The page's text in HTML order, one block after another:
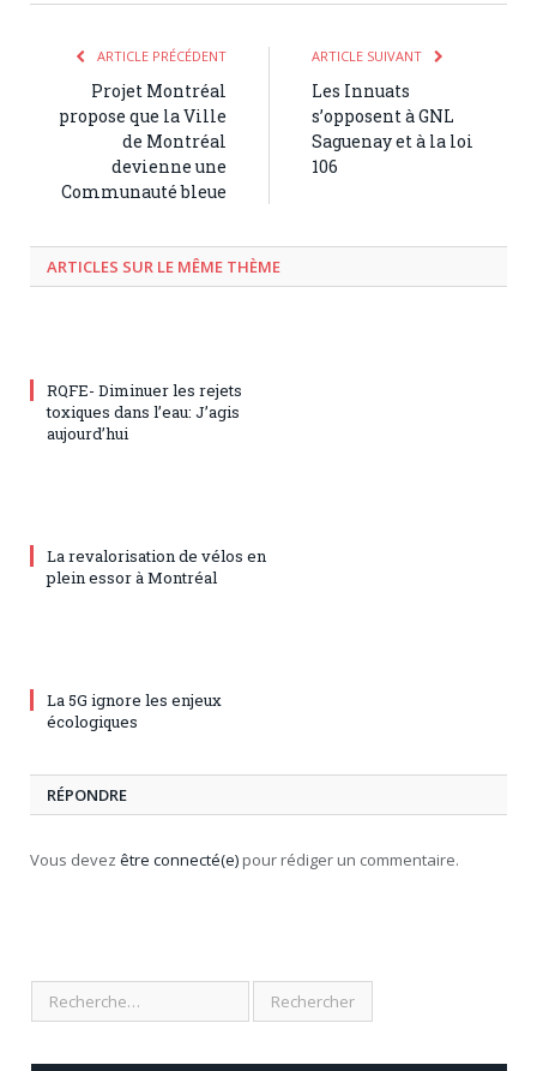
ARTICLE PRÉCÉDENT
Projet Montréal
propose que la Ville
de Montréal
devienne une
Communauté bleue
ARTICLE SUIVANT
Les Innuats
s’opposent à GNL
Saguenay et à la loi
106
ARTICLES SUR LE MÊME THÈME
RQFE- Diminuer les rejets
toxiques dans l’eau: J’agis
aujourd’hui
La revalorisation de vélos en
plein essor à Montréal
La 5G ignore les enjeux
écologiques
RÉPONDRE
Vous devez être connecté(e) pour rédiger un commentaire.